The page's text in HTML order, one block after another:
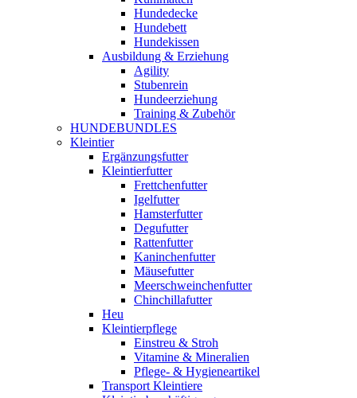
Hundedecke
Hundebett
Hundekissen
Ausbildung & Erziehung
Agility
Stubenrein
Hundeerziehung
Training & Zubehör
HUNDEBUNDLES
Kleintier
Ergänzungsfutter
Kleintierfutter
Frettchenfutter
Igelfutter
Hamsterfutter
Degufutter
Rattenfutter
Kaninchenfutter
Mäusefutter
Meerschweinchenfutter
Chinchillafutter
Heu
Kleintierpflege
Einstreu & Stroh
Vitamine & Mineralien
Pflege- & Hygieneartikel
Transport Kleintiere